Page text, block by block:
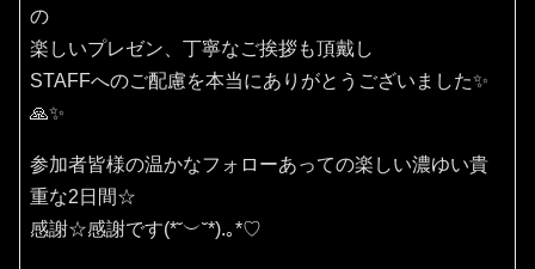
の
楽しいプレゼン、丁寧なご挨拶も頂戴し
STAFFへのご配慮を本当にありがとうございました✨
🙏✨
参加者皆様の温かなフォローあっての楽しい濃ゆい貴
重な2日間☆
感謝☆感謝です(⁠*⁠˘⁠︶⁠˘⁠*⁠)⁠.⁠｡⁠*⁠♡